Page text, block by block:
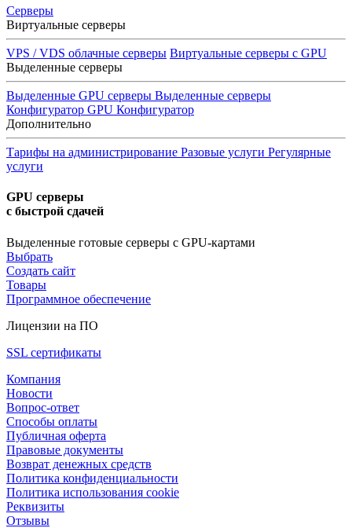
Серверы
Виртуальные серверы
VPS / VDS облачные серверы Виртуальные серверы с GPU
Выделенные серверы
Выделенные GPU серверы Выделенные серверы
Конфигуратор GPU Конфигуратор
Дополнительно
Тарифы на администрирование Разовые услуги Регулярные
услуги
GPU серверы
с быстрой сдачей
Выделенные готовые серверы с GPU-картами
Выбрать
Создать сайт
Товары
Программное обеспечение
Лицензии на ПО
SSL сертификаты
Компания
Новости
Вопрос-ответ
Способы оплаты
Публичная оферта
Правовые документы
Возврат денежных средств
Политика конфиденциальности
Политика использования cookie
Реквизиты
Отзывы